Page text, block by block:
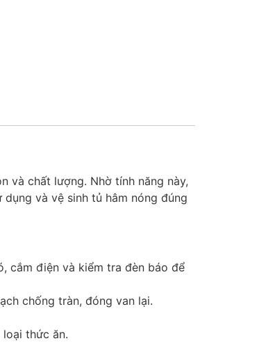
và chất lượng. Nhờ tính năng này,
và vệ sinh tủ hâm nóng đúng
cắm điện và kiểm tra đèn báo để
chống tràn, đóng van lại.
thức ăn.